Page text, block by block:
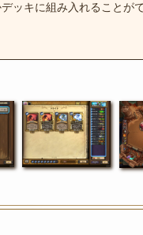
ッキに組み入れることが